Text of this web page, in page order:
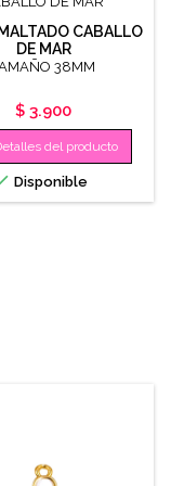
CABALLO
DE MAR
38MM
Precio
$ 3.900
del producto
Disponible